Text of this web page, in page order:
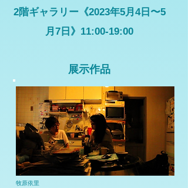
2階ギャラリー《2023年5月4日〜5
月7日》11:00-19:00
展示作品
牧原依里